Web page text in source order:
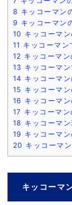
8 キッコーマン
9 キッコーマン
10 キッコーマ
11 キッコーマン
12 キッコーマ
13 キッコーマ
14 キッコーマ
15 キッコーマ
16 キッコーマ
17 キッコーマン
18 キッコーマ
19 キッコーマ
20 キッコーマ
キッコーマ